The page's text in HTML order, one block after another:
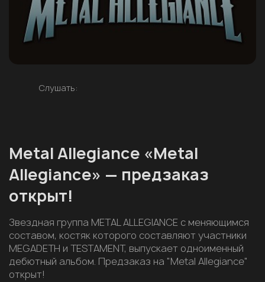
Слушать:
Metal Allegiance «Metal
Allegiance» — предзаказ
открыт!
Звездная группа METAL ALLEGIANCE с меняющимся
составом, костяк которого составляют участники
MEGADETH и TESTAMENT, выпускает одноименный
дебютный альбом. Предзаказ на "Metal Allegiance"
открыт!